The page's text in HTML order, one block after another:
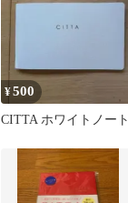
¥500
CITTA ホワイトノート